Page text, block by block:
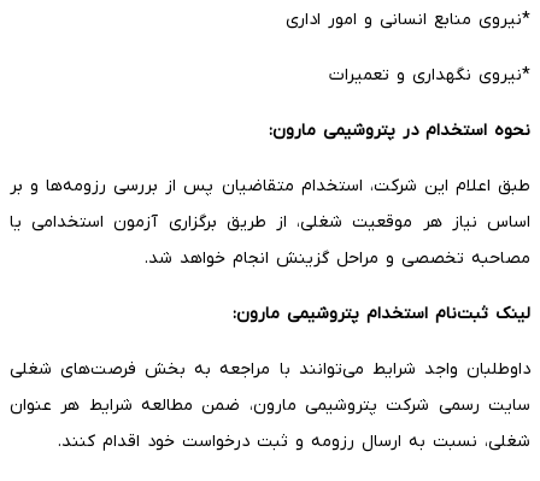
*نیروی منابع انسانی و امور اداری
*نیروی نگهداری و تعمیرات
نحوه استخدام در پتروشیمی مارون:
طبق اعلام این شرکت، استخدام متقاضیان پس از بررسی رزومه‌ها و بر
اساس نیاز هر موقعیت شغلی، از طریق برگزاری آزمون استخدامی یا
مصاحبه تخصصی و مراحل گزینش انجام خواهد شد.
لینک ثبت‌نام استخدام پتروشیمی مارون:
داوطلبان واجد شرایط می‌توانند با مراجعه به بخش فرصت‌های شغلی
سایت رسمی شرکت پتروشیمی مارون، ضمن مطالعه شرایط هر عنوان
شغلی، نسبت به ارسال رزومه و ثبت درخواست خود اقدام کنند.